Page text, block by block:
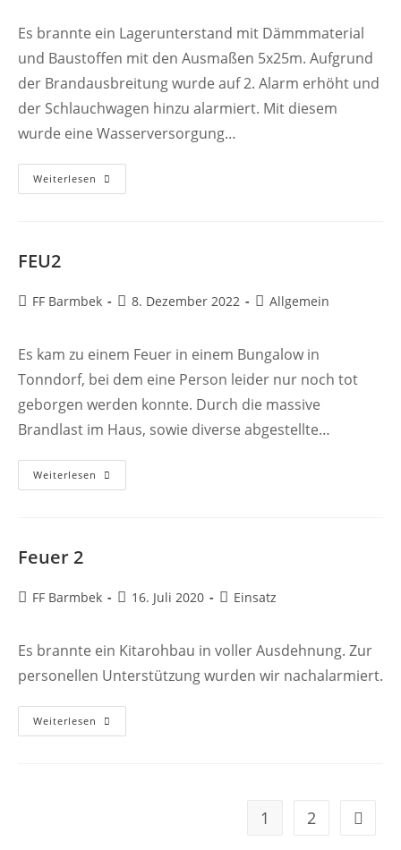
Es brannte ein Lagerunterstand mit Dämmmaterial
und Baustoffen mit den Ausmaßen 5x25m. Aufgrund
der Brandausbreitung wurde auf 2. Alarm erhöht und
der Schlauchwagen hinzu alarmiert. Mit diesem
wurde eine Wasserversorgung…
Weiterlesen
FEU2
Beitrags-
FF Barmbek
Beitrag
8. Dezember 2022
Beitrags-
Allgemein
Es kam zu einem Feuer in einem Bungalow in
Tonndorf, bei dem eine Person leider nur noch tot
geborgen werden konnte. Durch die massive
Brandlast im Haus, sowie diverse abgestellte…
Weiterlesen
Feuer 2
Beitrags-
FF Barmbek
Beitrag
16. Juli 2020
Beitrags-
Einsatz
Es brannte ein Kitarohbau in voller Ausdehnung. Zur
personellen Unterstützung wurden wir nachalarmiert.
Weiterlesen
2
1 2 Gehe